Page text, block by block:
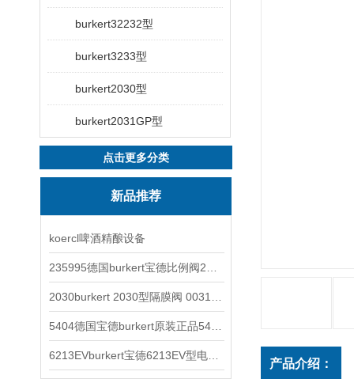
burkert32232型
burkert3233型
burkert2030型
burkert2031GP型
点击更多分类
新品推荐
koercl啤酒精酿设备
产品介绍：